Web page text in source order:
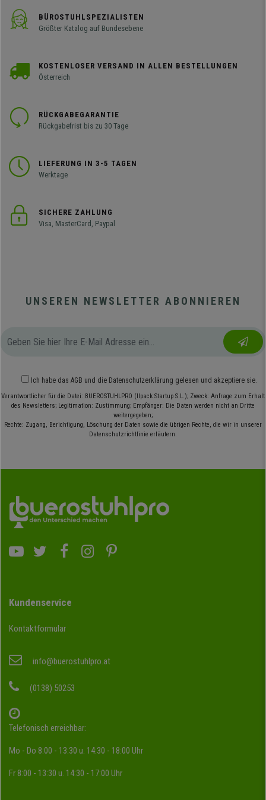
BÜROSTUHLSPEZIALISTEN
Größter Katalog auf Bundesebene
KOSTENLOSER VERSAND IN ALLEN BESTELLUNGEN
Österreich
RÜCKGABEGARANTIE
Rückgabefrist bis zu 30 Tage
LIEFERUNG IN 3-5 TAGEN
Werktage
SICHERE ZAHLUNG
Visa, MasterCard, Paypal
UNSEREN NEWSLETTER ABONNIEREN
Ich habe das AGB und die Datenschutzerklärung gelesen und akzeptiere sie.
Verantwortlicher für die Datei: BUEROSTUHLPRO (Ilpack Startup S.L.); Zweck: Anfrage zum Erhalt
des Newsletters; Legitimation: Zustimmung; Empfänger: Die Daten werden nicht an Dritte
weitergegeben;
Rechte: Zugang, Berichtigung, Löschung der Daten sowie die übrigen Rechte, die wir in unserer
Datenschutzrichtlinie erläutern.
Kundenservice
Kontaktformular
info@buerostuhlpro.at
(0138) 50253
Telefonisch erreichbar:
Mo - Do 8:00 - 13:30 u. 14:30 - 18:00 Uhr
Fr 8:00 - 13:30 u. 14:30 - 17:00 Uhr